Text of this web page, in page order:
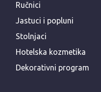
Ručnici
Jastuci i popluni
Stolnjaci
Hotelska kozmetika
Dekorativni program